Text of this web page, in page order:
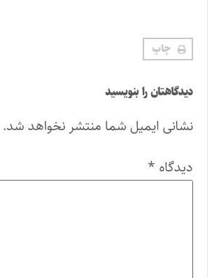
چاپ
دیدگاهتان را بنویسید
نشانی ایمیل شما منتشر نخواهد شد.
دیدگاه *